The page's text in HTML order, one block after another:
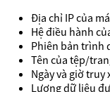
Địa chỉ IP của
Hệ điều hành
Phiên bản trình
Tên của tệp/
Ngày và giờ truy
Lượng dữ liệu